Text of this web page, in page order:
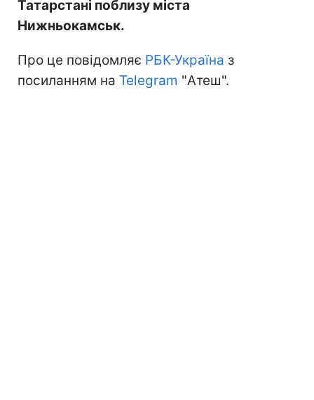
Татарстані поблизу міста
Нижньокамськ.
Про це повідомляє РБК-Україна з
посиланням на Telegram "Атеш".